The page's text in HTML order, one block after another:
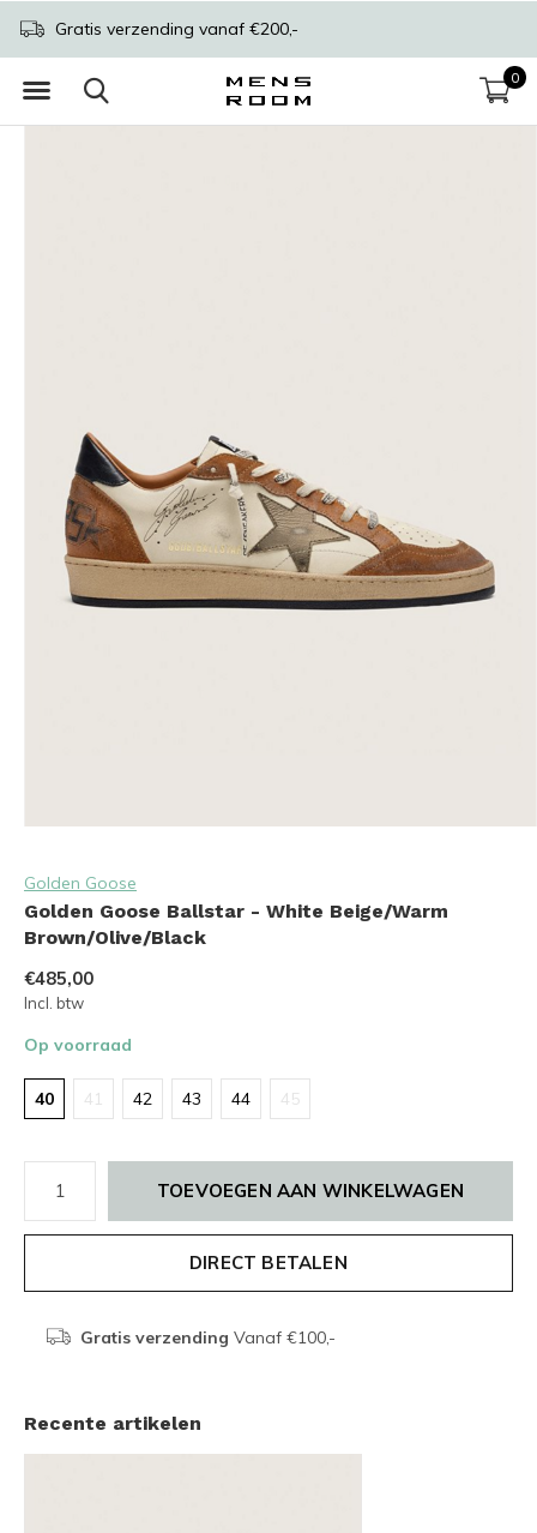
0
Gratis verzending vanaf €200,-
Golden Goose
Golden Goose Ballstar - White Beige/Warm
Brown/Olive/Black
€485,00
Incl. btw
Op voorraad
40 41 42 43 44 45
TOEVOEGEN AAN WINKELWAGEN
DIRECT BETALEN
Gratis verzending Vanaf €100,-
Recente artikelen